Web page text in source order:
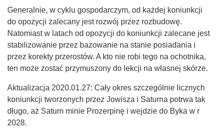
Generalnie, w cyklu gospodarczym, od każdej koniunkcji
do opozycji zalecany jest rozwój przez rozbudowę.
Natomiast w latach od opozycji do koniunkcji zalecane jest
stabilizowanie przez bazowanie na stanie posiadania i
przez korekty przerostów. A kto nie robi tego na ochotnika,
ten może zostać przymuszony do lekcji na własnej skórze.
Aktualizacja 2020.01.27: Cały okres szczególnie licznych
koniunkcji tworzonych przez Jowisza i Saturna potrwa tak
długo, aż Saturn minie Prozerpinę i wejdzie do Byka w r
2028.